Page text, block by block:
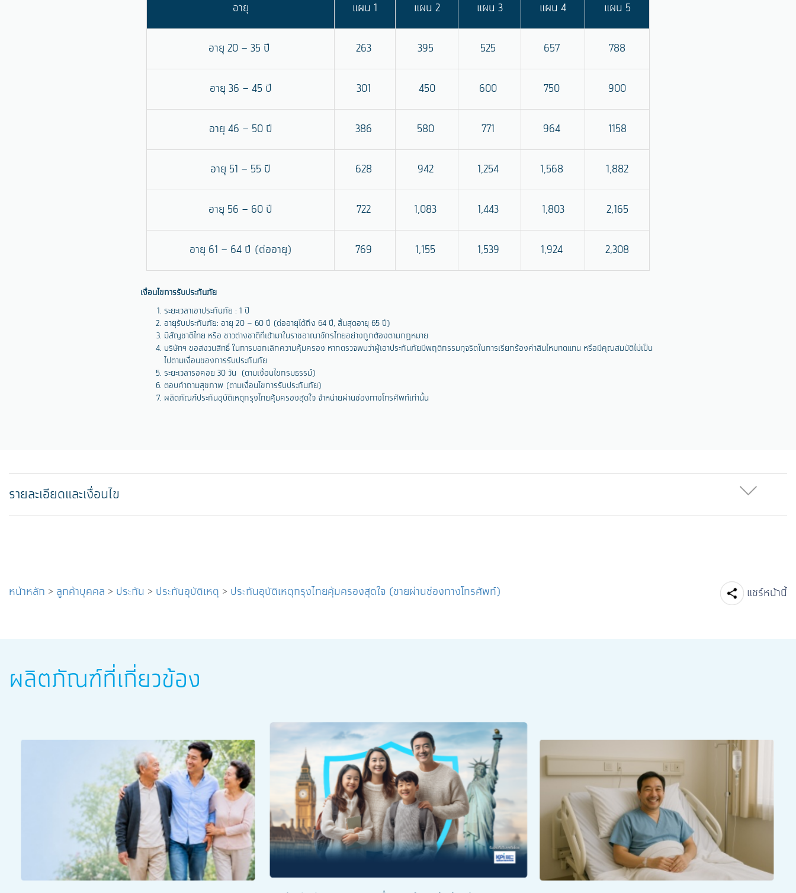
อายุ แผน 1 แผน 2 แผน 3 แผน 4 แผน 5
อายุ 20 – 35 ปี 263 395 525 657 788
อายุ 36 – 45 ปี 301 450 600 750 900
อายุ 46 – 50 ปี 386 580 771 964 1158
อายุ 51 – 55 ปี 628 942 1,254 1,568 1,882
อายุ 56 – 60 ปี 722 1,083 1,443 1,803 2,165
อายุ 61 – 64 ปี (ต่ออายุ) 769 1,155 1,539 1,924 2,308
เงื่อนไขการรับประกันภัย
ระยะเวลาเอาประกันภัย : 1 ปี
อายุรับประกันภัย: อายุ 20 – 60 ปี (ต่ออายุได้ถึง 64 ปี, สิ้นสุดอายุ 65 ปี)
มีสัญชาติไทย หรือ ชาวต่างชาติที่เข้ามาในราชอาณาจักรไทยอย่างถูกต้องตามกฎหมาย
บริษัทฯ ขอสงวนสิทธิ์ ในการบอกเลิกความคุ้มครอง หากตรวจพบว่าผู้เอาประกันภัยมีพฤติกรรมทุจริตในการเรียกร้องค่าสินไหมทดแทน หรือมีคุณสมบัติไม่เป็น
ไปตามเงื่อนของการรับประกันภัย
ระยะเวลารอคอย 30 วัน (ตามเงื่อนไขกรมธรรม์)
ตอบคำถามสุขภาพ (ตามเงื่อนไขการรับประกันภัย)
ผลิตภัณฑ์ประกันอุบัติเหตุกรุงไทยคุ้มครองสุดใจ จำหน่ายผ่านช่องทางโทรศัพท์เท่านั้น
รายละเอียดและเงื่อนไข
หน้าหลัก > ลูกค้าบุคคล > ประกัน > ประกันอุบัติเหตุ > ประกันอุบัติเหตุกรุงไทยคุ้มครองสุดใจ (ขายผ่านช่องทางโทรศัพท์) แชร์หน้านี้
Facebook
Line
ผลิตภัณฑ์ที่เกี่ยวข้อง